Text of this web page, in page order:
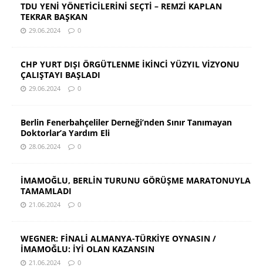
TDU YENİ YÖNETİCİLERİNİ SEÇTİ – REMZİ KAPLAN
TEKRAR BAŞKAN
29.06.2024 0
CHP YURT DIŞI ÖRGÜTLENME İKİNCİ YÜZYIL VİZYONU
ÇALIŞTAYI BAŞLADI
29.06.2024 0
Berlin Fenerbahçeliler Derneği’nden Sınır Tanımayan
Doktorlar’a Yardım Eli
28.06.2024 0
İMAMOĞLU, BERLİN TURUNU GÖRÜŞME MARATONUYLA
TAMAMLADI
21.06.2024 0
WEGNER: FİNALİ ALMANYA-TÜRKİYE OYNASIN /
İMAMOĞLU: İYİ OLAN KAZANSIN
21.06.2024 0